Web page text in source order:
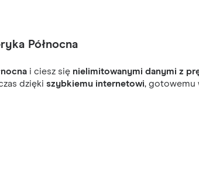
Północna
i ciesz się nielimitowanymi danymi z
dziękiszybkiemu internetowi, gotowemu